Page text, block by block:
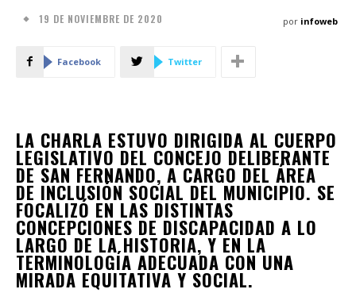
19 DE NOVIEMBRE DE 2020 por infoweb
Facebook Twitter
LA CHARLA ESTUVO DIRIGIDA AL CUERPO
LEGISLATIVO DEL CONCEJO DELIBERANTE
DE SAN FERNANDO, A CARGO DEL ÁREA
DE INCLUSIÓN SOCIAL DEL MUNICIPIO. SE
FOCALIZÓ EN LAS DISTINTAS
CONCEPCIONES DE DISCAPACIDAD A LO
LARGO DE LA HISTORIA, Y EN LA
TERMINOLOGÍA ADECUADA CON UNA
MIRADA EQUITATIVA Y SOCIAL.